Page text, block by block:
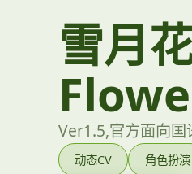
雪月
Ver1.5,官方面向国
动态CV 角色扮演